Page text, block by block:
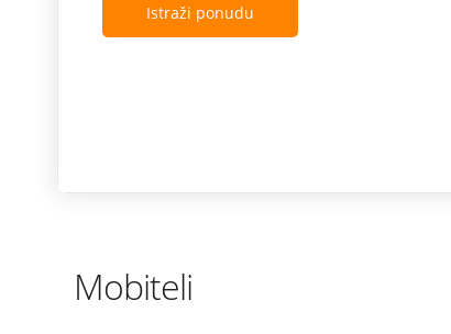
Istraži ponudu
Mobiteli